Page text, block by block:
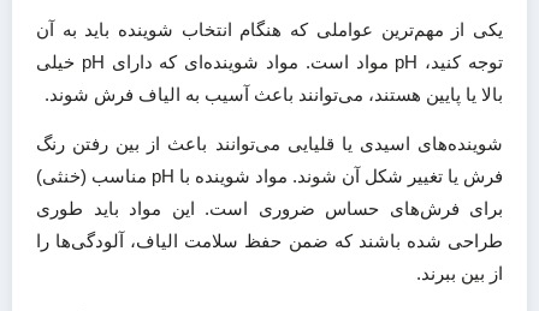
یکی از مهم‌ترین عواملی که هنگام انتخاب شوینده باید به آن
توجه کنید، pH مواد است. مواد شوینده‌ای که دارای pH خیلی
بالا یا پایین هستند، می‌توانند باعث آسیب به الیاف فرش شوند.
شوینده‌های اسیدی یا قلیایی می‌توانند باعث از بین رفتن رنگ
فرش یا تغییر شکل آن شوند. مواد شوینده با pH مناسب (خنثی)
برای فرش‌های حساس ضروری است. این مواد باید طوری
طراحی شده باشند که ضمن حفظ سلامت الیاف، آلودگی‌ها را
از بین ببرند.